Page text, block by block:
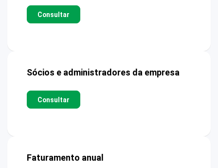
Consultar
Sócios e administradores da empresa
Consultar
Faturamento anual